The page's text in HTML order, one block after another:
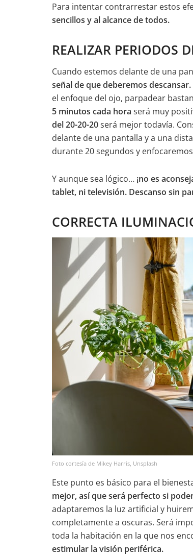
Para intentar contrarrestar estos
sencillos y al alcance de todos.
REALIZAR PERIODOS
Cuando estemos delante de una
señal de que deberemos descansar.
el enfoque del ojo, parpadear
5 minutos cada hora será muy
del 20-20-20será mejor todavía.
delante de una pantalla y a una
durante 20 segundos y
Y aunque sea lógico… ¡no es
tablet, ni televisión. Descanso sin
CORRECTA
Foto cortesía de Mikey Harris, Unsplash
Este punto es básico para el
mejor, así que será perfecto si
adaptaremos la luz artificial y
completamente a oscuras. Será
toda la habitación en la que nos
estimular la visión periférica.